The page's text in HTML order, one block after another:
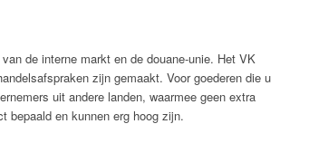
de interne markt en de douane-unie. Het VK
zijn gemaakt. Voor goederen die u
uit andere landen, waarmee geen extra
bepaald en kunnen erg hoog zijn.